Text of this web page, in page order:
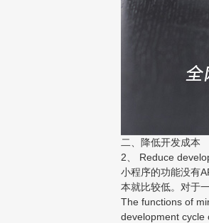
二、降低开发成本
2、 Reduce
小程序的功能没有
本就比较低。对于
The functions of
development cycle